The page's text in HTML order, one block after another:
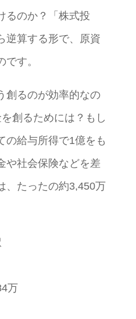
るのか？「株式投
逆算する形で、原資
す。
創るのが効率的なの
創るためには？もし
の給与所得で1億をも
や社会保険などを差
、たったの約3,450万
万